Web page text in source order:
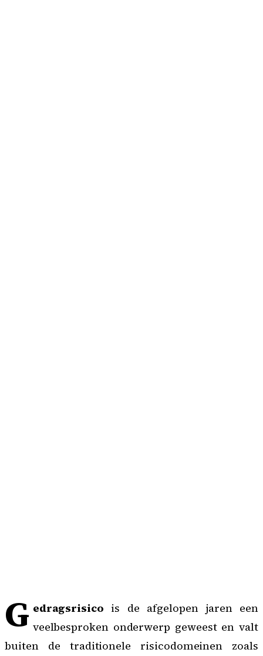
G edragsrisico is de afgelopen jaren een
veelbesproken onderwerp geweest en valt
buiten de traditionele risicodomeinen zoals